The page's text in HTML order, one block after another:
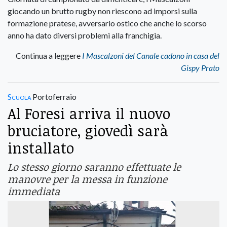
giocando un brutto rugby non riescono ad imporsi sulla
formazione pratese, avversario ostico che anche lo scorso
anno ha dato diversi problemi alla franchigia.
Continua a leggere I Mascalzoni del Canale cadono in casa del
Gispy Prato
Scuola Portoferraio
Al Foresi arriva il nuovo
bruciatore, giovedì sarà
installato
Lo stesso giorno saranno effettuate le
manovre per la messa in funzione
immediata